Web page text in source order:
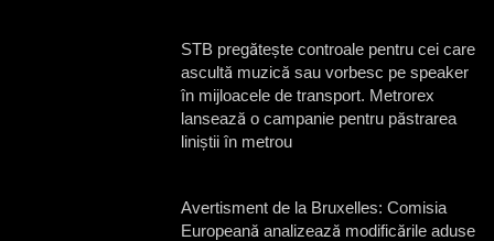
STB pregătește controale pentru cei care
ascultă muzică sau vorbesc pe speaker
în mijloacele de transport. Metrorex
lansează o campanie pentru păstrarea
liniștii în metrou
Avertisment de la Bruxelles: Comisia
Europeană analizează modificările aduse